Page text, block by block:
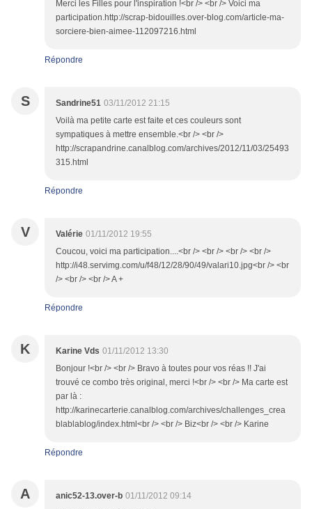
Merci les Filles pour l'inspiration !<br /> <br /> Voici ma
participation.http://scrap-bidouilles.over-blog.com/article-ma-
sorciere-bien-aimee-112097216.html
Répondre
S Sandrine51 03/11/2012 21:15
Voilà ma petite carte est faite et ces couleurs sont
sympatiques à mettre ensemble.<br /> <br />
http://scrapandrine.canalblog.com/archives/2012/11/03/25493
315.html
Répondre
V Valérie 01/11/2012 19:55
Coucou, voici ma participation....<br /> <br /> <br /> <br />
http://i48.servimg.com/u/f48/12/28/90/49/valari10.jpg<br /> <br
/> <br /> <br /> A +
Répondre
K Karine Vds 01/11/2012 13:30
Bonjour !<br /> <br /> Bravo à toutes pour vos réas !! J'ai
trouvé ce combo très original, merci !<br /> <br /> Ma carte est
par là :
http://karinecarterie.canalblog.com/archives/challenges_crea
blablablog/index.html<br /> <br /> Biz<br /> <br /> Karine
Répondre
A anic52-13.over-b 01/11/2012 09:14